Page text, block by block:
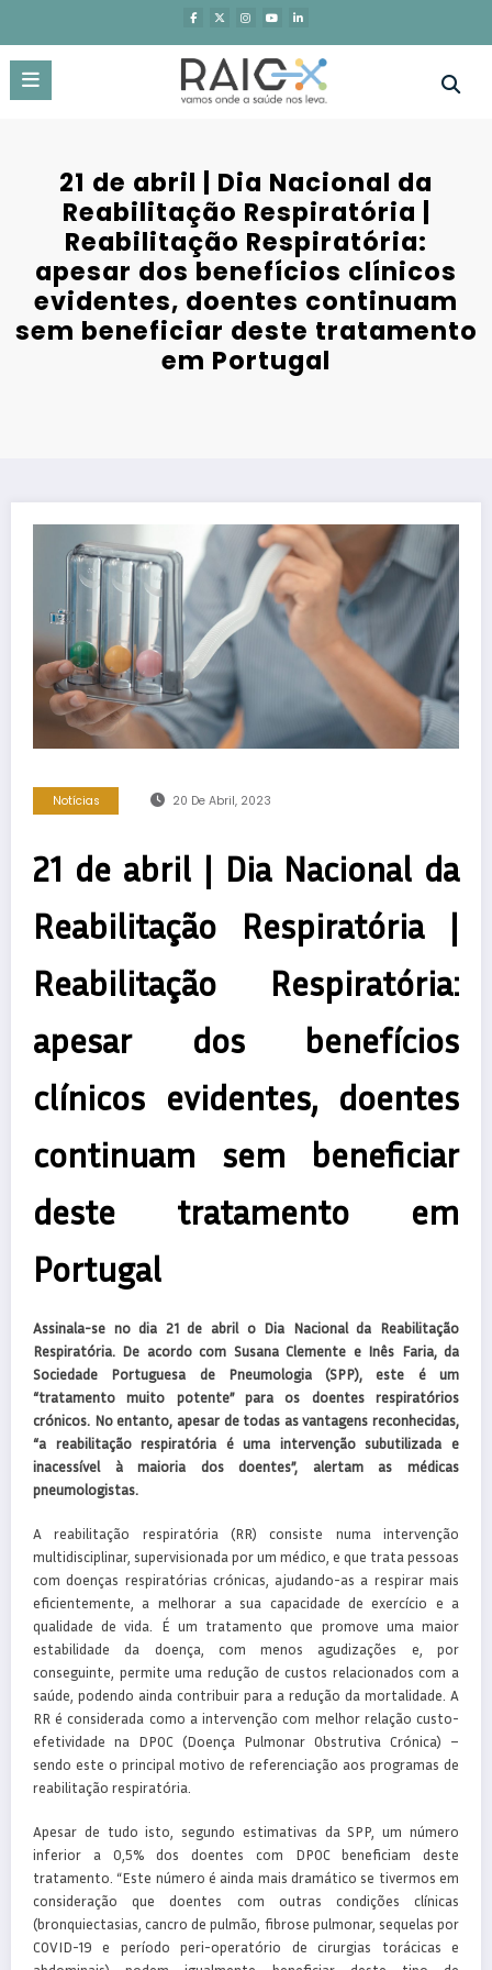
o
conteúdo
21 de abril | Dia Nacional da
Reabilitação Respiratória |
Reabilitação Respiratória:
apesar dos benefícios clínicos
evidentes, doentes continuam
sem beneficiar deste tratamento
em Portugal
Notícias 20 De Abril, 2023
21 de abril | Dia Nacional da
Reabilitação Respiratória |
Reabilitação Respiratória:
apesar dos benefícios
clínicos evidentes, doentes
continuam sem beneficiar
deste tratamento em
Portugal
Assinala-se no dia 21 de abril o Dia Nacional da Reabilitação
Respiratória. De acordo com Susana Clemente e Inês Faria, da
Sociedade Portuguesa de Pneumologia (SPP), este é um
“tratamento muito potente” para os doentes respiratórios
crónicos. No entanto, apesar de todas as vantagens reconhecidas,
“a reabilitação respiratória é uma intervenção subutilizada e
inacessível à maioria dos doentes”, alertam as médicas
pneumologistas.
A reabilitação respiratória (RR) consiste numa intervenção
multidisciplinar, supervisionada por um médico, e que trata pessoas
com doenças respiratórias crónicas, ajudando-as a respirar mais
eficientemente, a melhorar a sua capacidade de exercício e a
qualidade de vida. É um tratamento que promove uma maior
estabilidade da doença, com menos agudizações e, por
conseguinte, permite uma redução de custos relacionados com a
saúde, podendo ainda contribuir para a redução da mortalidade. A
RR é considerada como a intervenção com melhor relação custo-
efetividade na DPOC (Doença Pulmonar Obstrutiva Crónica) –
sendo este o principal motivo de referenciação aos programas de
reabilitação respiratória.
Apesar de tudo isto, segundo estimativas da SPP, um número
inferior a 0,5% dos doentes com DPOC beneficiam deste
tratamento. “Este número é ainda mais dramático se tivermos em
consideração que doentes com outras condições clínicas
(bronquiectasias, cancro de pulmão, fibrose pulmonar, sequelas por
COVID-19 e período peri-operatório de cirurgias torácicas e